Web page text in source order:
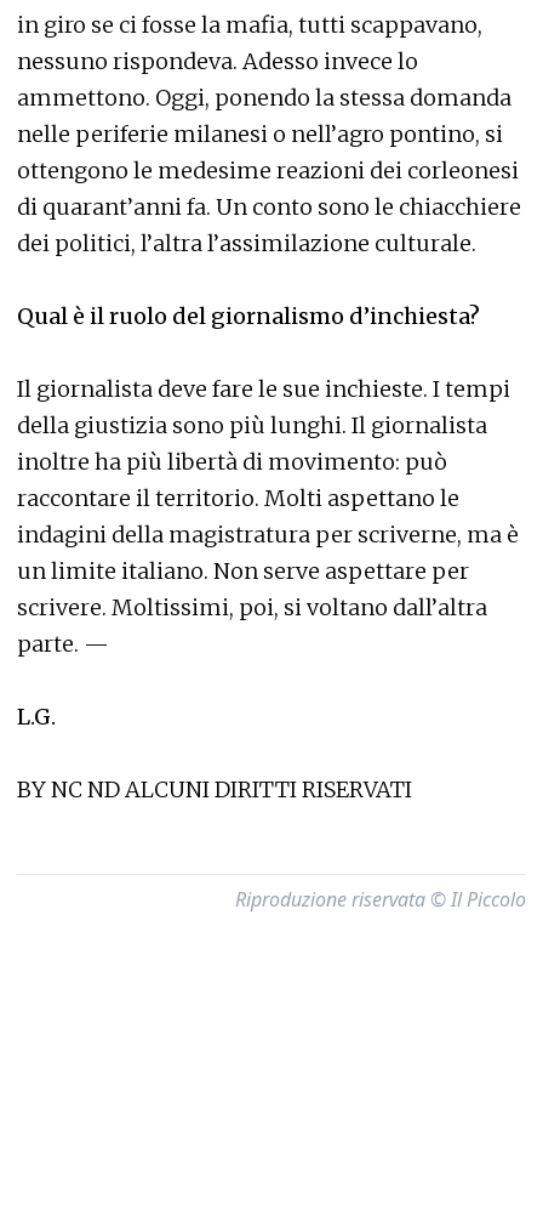
in giro se ci fosse la mafia, tutti scappavano,
nessuno rispondeva. Adesso invece lo
ammettono. Oggi, ponendo la stessa domanda
nelle periferie milanesi o nell’agro pontino, si
ottengono le medesime reazioni dei corleonesi
di quarant’anni fa. Un conto sono le chiacchiere
dei politici, l’altra l’assimilazione culturale.
Qual è il ruolo del giornalismo d’inchiesta?
Il giornalista deve fare le sue inchieste. I tempi
della giustizia sono più lunghi. Il giornalista
inoltre ha più libertà di movimento: può
raccontare il territorio. Molti aspettano le
indagini della magistratura per scriverne, ma è
un limite italiano. Non serve aspettare per
scrivere. Moltissimi, poi, si voltano dall’altra
parte. —
L.G.
BY NC ND ALCUNI DIRITTI RISERVATI
Riproduzione riservata © Il Piccolo